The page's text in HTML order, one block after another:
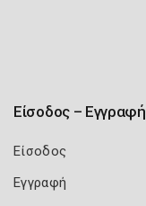
Είσοδος – Εγγραφή
Είσοδος
Εγγραφή